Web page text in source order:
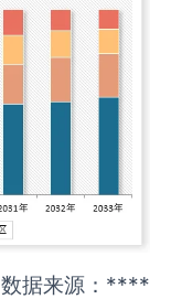
数据来源：****